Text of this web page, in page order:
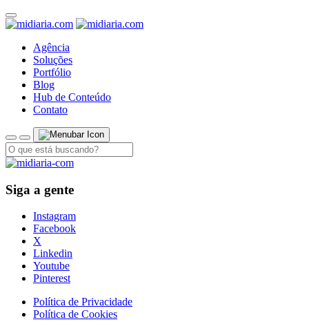
Agência
Soluções
Portfólio
Blog
Hub de Conteúdo
Contato
Siga a gente
Instagram
Facebook
X
Linkedin
Youtube
Pinterest
Política de Privacidade
Política de Cookies